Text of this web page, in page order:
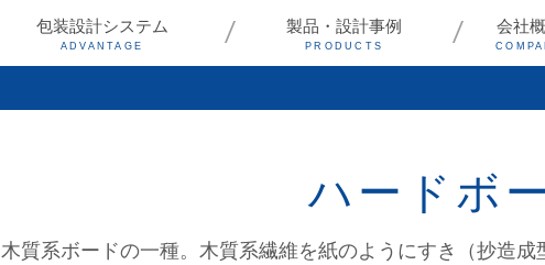
包装設計システム
ADVANTAGE
製品・設計事例
PRODUCTS
会社
ハードボ
木質系ボードの一種。木質系繊維を紙のようにすき（抄造